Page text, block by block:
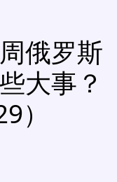
俄罗斯
大事？
）